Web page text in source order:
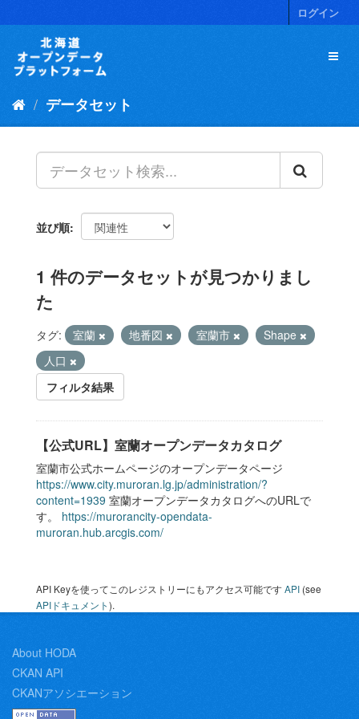
キ
ログイン
データセット
並び順
1 件のデータセットが見つかりまし
た
タグ: 室蘭 地番図 室蘭市
Shape
人口
フィルタ結果
【公式URL】室蘭オープンデータカタログ
室蘭市公式ホームページのオープンデータページ
https://www.city.muroran.lg.jp/administration/?
content=1939 室蘭オープンデータカタログへのURLで
す。 https://murorancity-opendata-
muroran.hub.arcgis.com/
API Keyを使ってこのレジストリーにもアクセス可能ですAPI (see
APIドキュメント).
About HODA
CKAN API
CKANアソシエーション